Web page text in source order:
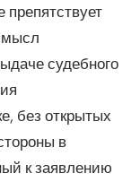
препятствует
судебного
без открытых
в
к заявлению